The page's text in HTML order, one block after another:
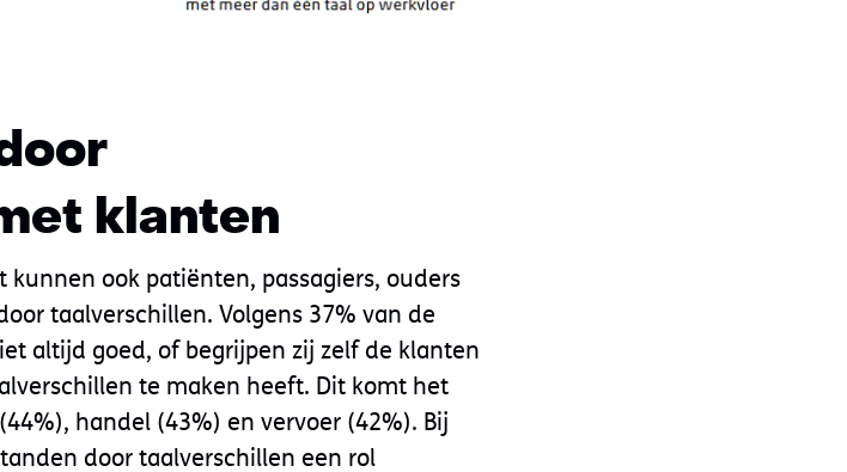
klanten
ook patiënten, passagiers, ouders
taalverschillen. Volgens 37% van de
altijd goed, of begrijpen zij zelf de klanten
te maken heeft. Dit komt het
handel (43%) en vervoer (42%). Bij
door taalverschillen een rol